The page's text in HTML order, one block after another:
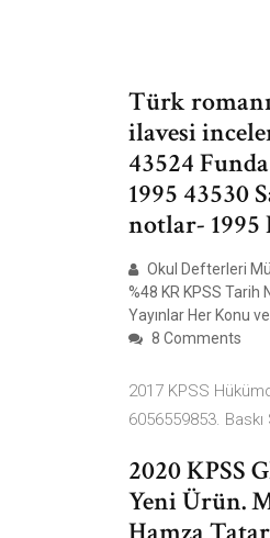
Türk
ilavesi
43524
1995 43530
notlar- 1995
Okul Defterleri
%48 KR KPSS
Yayınlar Her Konu
8 Comments
2017 KPSS
6056559853. Baskı
2020 KPSS
Yeni Ürün.